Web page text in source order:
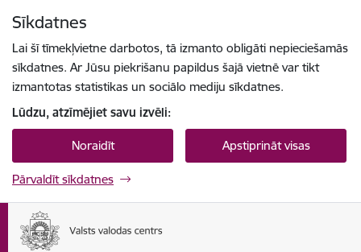
Sīkdatnes
Lai šī tīmekļvietne darbotos, tā izmanto obligāti nepieciešamās
sīkdatnes. Ar Jūsu piekrišanu papildus šajā vietnē var tikt
izmantotas statistikas un sociālo mediju sīkdatnes.
Lūdzu, atzīmējiet savu izvēli:
Noraidīt Apstiprināt visas
Pārvaldīt sīkdatnes